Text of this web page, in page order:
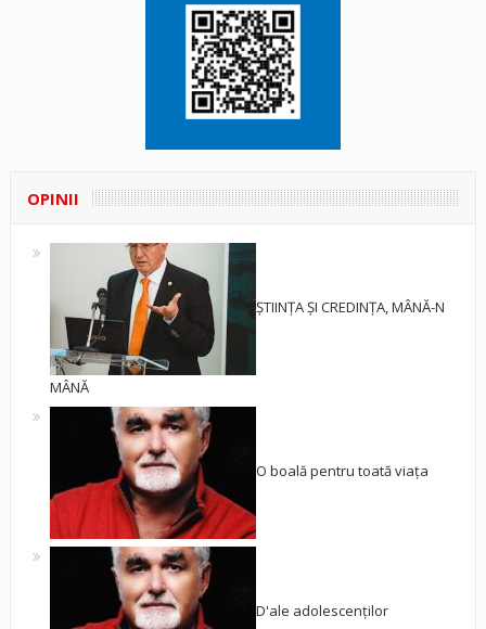
OPINII
ȘTIINȚA ȘI CREDINȚA, MÂNĂ-N
MÂNĂ
O boală pentru toată viața
D'ale adolescenților